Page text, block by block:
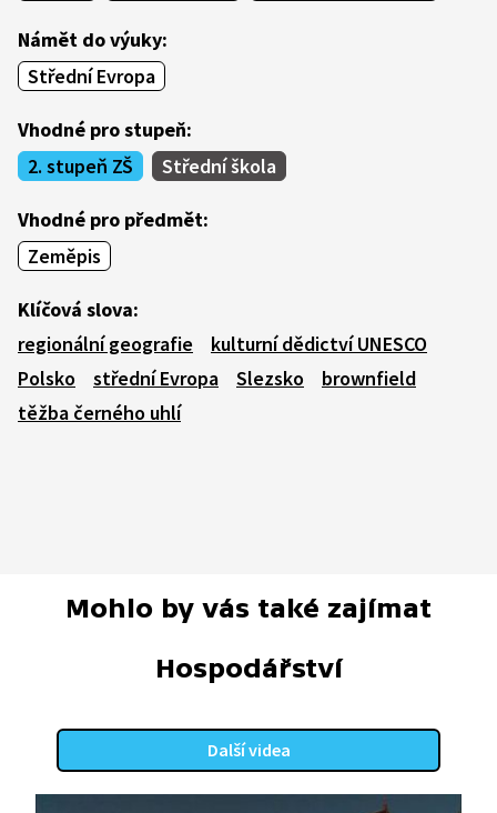
Námět do výuky:
Střední Evropa
Vhodné pro stupeň:
2. stupeň ZŠ
Střední škola
Vhodné pro předmět:
Zeměpis
Klíčová slova:
regionální geografie
kulturní dědictví UNESCO
Polsko
střední Evropa Slezsko
brownfield
těžba černého uhlí
Mohlo by vás také zajímat
Hospodářství
Další videa